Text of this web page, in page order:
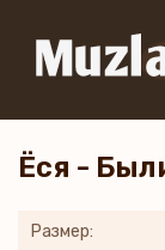
Ёся -
Размер: